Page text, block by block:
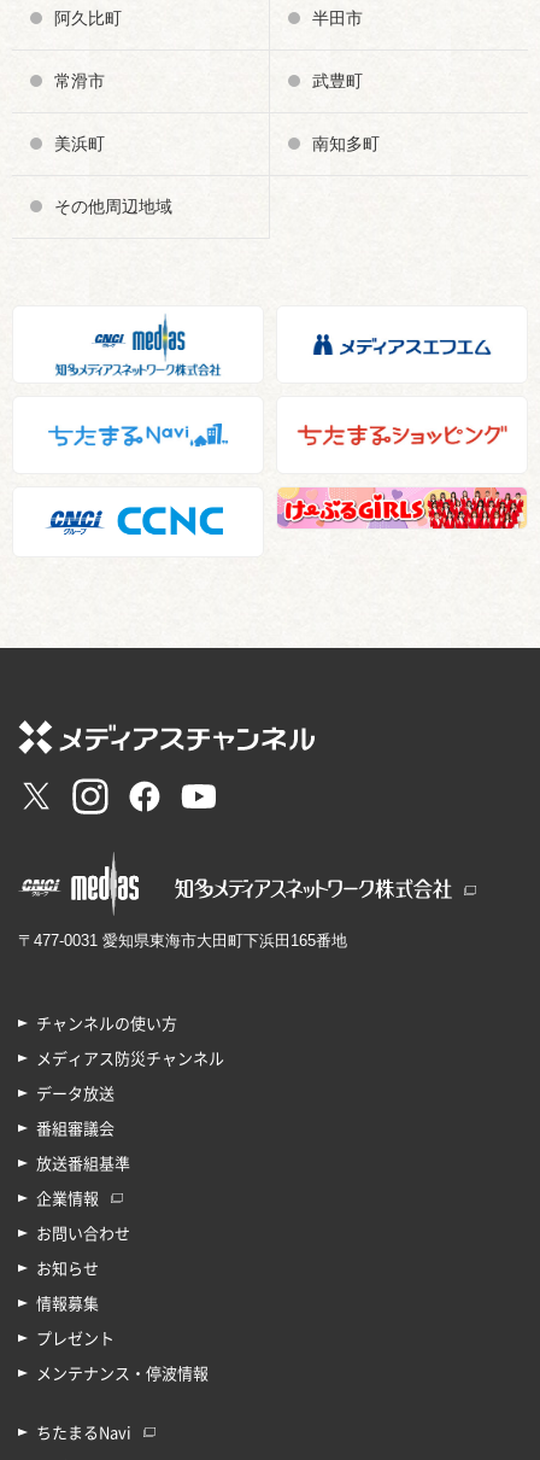
阿久比町 半田市
常滑市 武豊町
美浜町 南知多町
その他周辺地域
〒477-0031 愛知県東海市大田町下浜田165番地
チャンネルの使い方
メディアス防災チャンネル
データ放送
番組審議会
放送番組基準
企業情報
お問い合わせ
お知らせ
情報募集
プレゼント
メンテナンス・停波情報
ちたまるNavi